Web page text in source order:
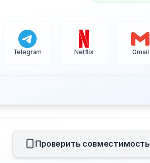
Telegram Netflix Gmail
Проверить совместимость